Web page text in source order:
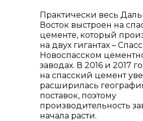
Практически весь
Восток выстроен на
цементе, который
на двух гигантах –
Новоспасском
заводах. В 2016 и 2017
на спасский цемент
расширилась
поставок, поэтому
производительность
начала расти.